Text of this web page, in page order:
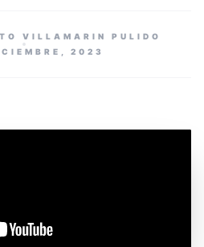
VILLAMARIN PULIDO
2023